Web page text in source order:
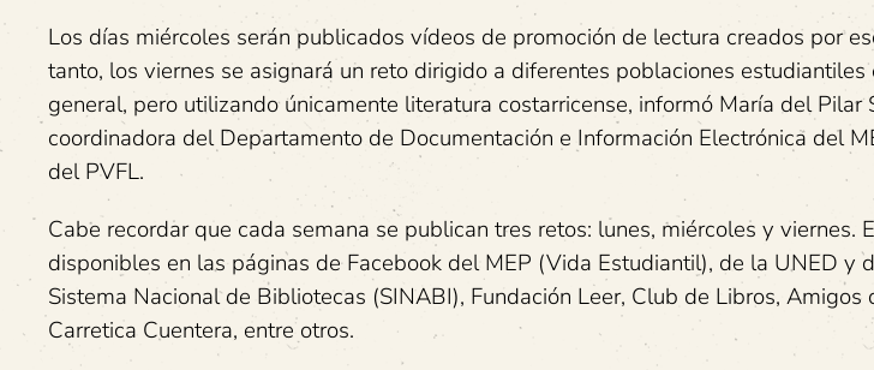
Los días miércoles serán publicados vídeos de promoción de lectura creados por
tanto, los viernes se asignará un reto dirigido a diferentes poblaciones
general, pero utilizando únicamente literatura costarricense, informó María del Pilar
coordinadora del Departamento de Documentación e Información Electrónica del
del PVFL.
Cabe recordar que cada semana se publican tres retos: lunes, miércoles y viernes.
disponibles en las páginas de Facebook del MEP (Vida Estudiantil), de la UNED y
Sistema Nacional de Bibliotecas (SINABI), Fundación Leer, Club de Libros,
Carretica Cuentera, entre otros.